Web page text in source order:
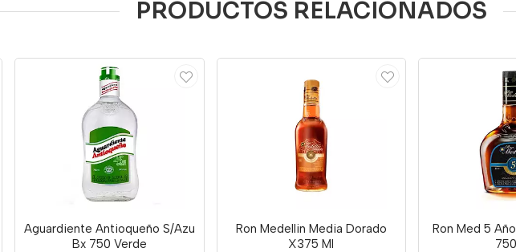
PRODUCTOS RELACIONADOS
Aguardiente Antioqueño S/Azu
Bx 750 Verde
Ron Medellin Media Dorado
X375 Ml
Ron Med 5